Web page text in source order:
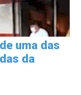
uma das
da